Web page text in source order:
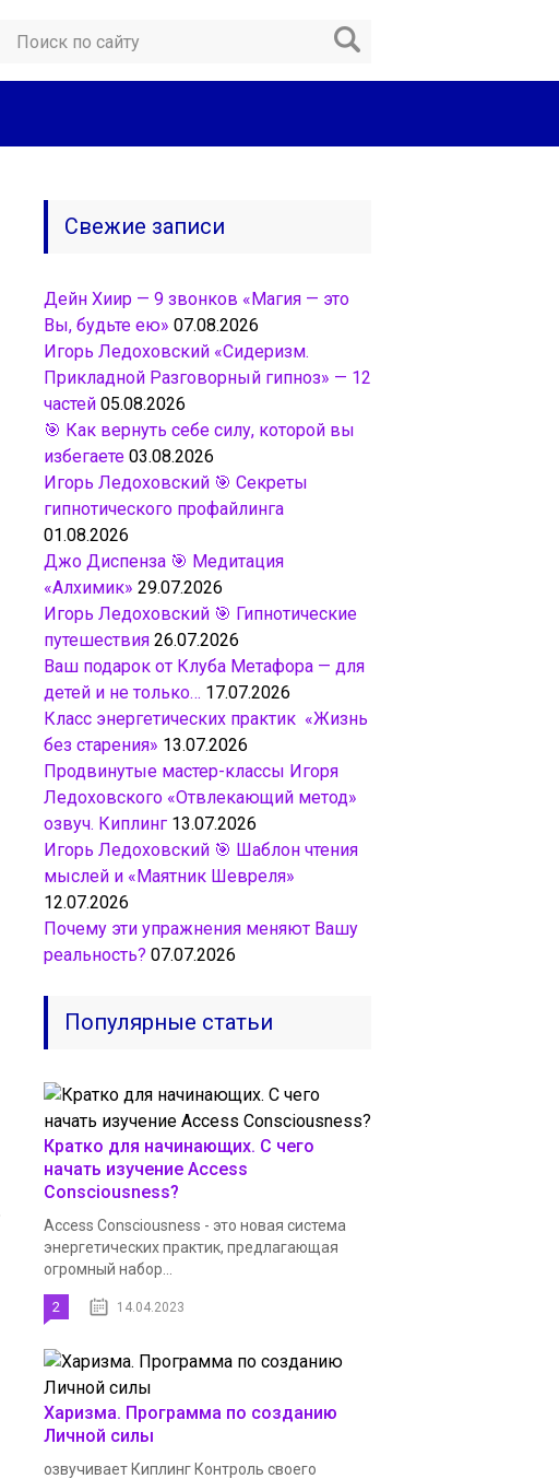
Свежие записи
Дейн Хиир — 9 звонков «Магия — это
Вы, будьте ею» 07.08.2026
Игорь Ледоховский «Сидеризм.
Прикладной Разговорный гипноз» — 12
частей 05.08.2026
🎯 Как вернуть себе силу, которой вы
избегаете 03.08.2026
Игорь Ледоховский 🎯 Секреты
гипнотического профайлинга
01.08.2026
Джо Диспенза 🎯 Медитация
«Алхимик» 29.07.2026
Игорь Ледоховский 🎯 Гипнотические
путешествия 26.07.2026
Ваш подарок от Клуба Метафора — для
детей и не только… 17.07.2026
Класс энергетических практик «Жизнь
без старения» 13.07.2026
Продвинутые мастер-классы Игоря
Ледоховского «Отвлекающий метод»
озвуч. Киплинг 13.07.2026
Игорь Ледоховский 🎯 Шаблон чтения
мыслей и «Маятник Шевреля»
12.07.2026
Почему эти упражнения меняют Вашу
реальность? 07.07.2026
Популярные статьи
Кратко для начинающих. С чего
начать изучение Access
Consciousness?
Access Consciousness - это новая система
энергетических практик, предлагающая
огромный набор...
2 14.04.2023
Харизма. Программа по созданию
Личной силы
озвучивает Киплинг Контроль своего